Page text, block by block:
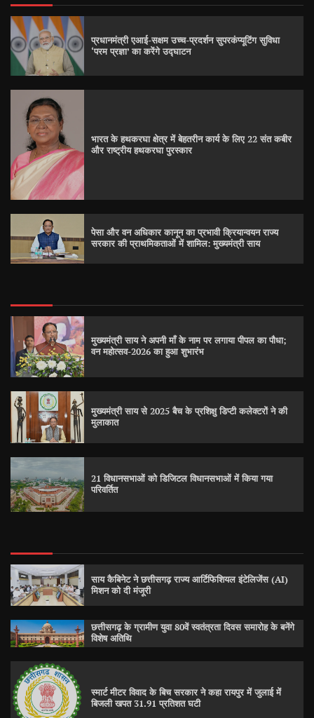
प्रधानमंत्री एआई-सक्षम उच्च-प्रदर्शन सुपरकंप्यूटिंग सुविधा
‘परम प्रज्ञा’ का करेंगे उद्घाटन
भारत के हथकरघा क्षेत्र में बेहतरीन कार्य के लिए 22 संत कबीर
और राष्ट्रीय हथकरघा पुरस्कार
पेसा और वन अधिकार कानून का प्रभावी क्रियान्वयन राज्य
सरकार की प्राथमिकताओं में शामिल: मुख्यमंत्री साय
मुख्यमंत्री साय ने अपनी माँ के नाम पर लगाया पीपल का पौधा;
वन महोत्सव-2026 का हुआ शुभारंभ
मुख्यमंत्री साय से 2025 बैच के प्रशिक्षु डिप्टी कलेक्टरों ने की
मुलाकात
21 विधानसभाओं को डिजिटल विधानसभाओं में किया गया
परिवर्तित
साय कैबिनेट ने छत्तीसगढ़ राज्य आर्टिफिशियल इंटेलिजेंस (AI)
मिशन को दी मंजूरी
छत्तीसगढ़ के ग्रामीण युवा 80वें स्वतंत्रता दिवस समारोह के बनेंगे
विशेष अतिथि
स्मार्ट मीटर विवाद के बिच सरकार ने कहा रायपुर में जुलाई में
बिजली खपत 31.91 प्रतिशत घटी